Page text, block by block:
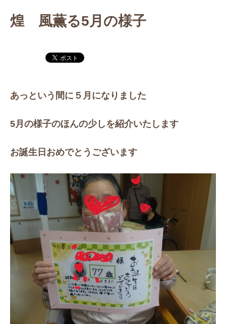
煌 風薫る5月の様子
あっという間に５月になりました
5月の様子のほんの少しを紹介いたします
お誕生日おめでとうございます